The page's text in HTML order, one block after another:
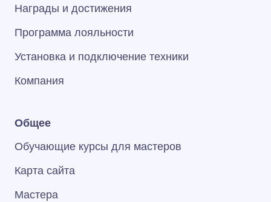
Награды и достижения
Программа лояльности
Установка и подключение техники
Компания
Общее
Обучающие курсы для мастеров
Карта сайта
Мастера